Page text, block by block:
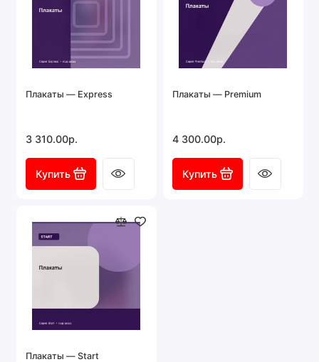
Плакаты — Express
3 310.00р.
Купить
Плакаты — Premium
4 300.00р.
Купить
Плакаты — Start